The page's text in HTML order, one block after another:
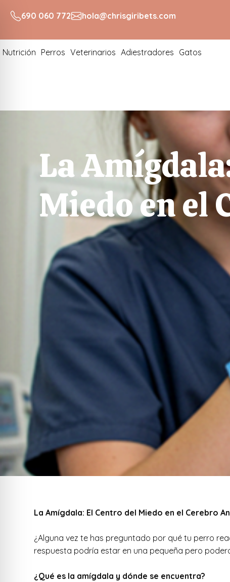
690 060 772 hola@chrisgiribets.com
Nutrición Perros Veterinarios Adiestradores Gatos
La
Miedo en el
La Amígdala: El Centro del Miedo en el Cerebro
¿Alguna vez te has preguntado por qué tu perro
respuesta podría estar en una pequeña pero
¿Qué es la amígdala y dónde se encuentra?